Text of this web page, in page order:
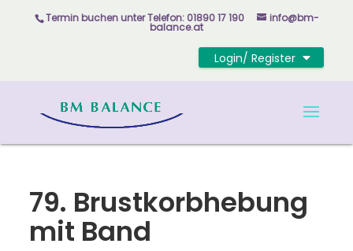
Termin buchen unterTelefon: 01890 17 190 info@bm-
balance.at
Login/ Register
79. Brustkorbhebung
mit Band